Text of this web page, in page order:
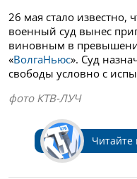
26 мая стало
военный суд вынес
виновным в
«ВолгаНьюс». Суд
свободы условно с
фото КТВ-ЛУЧ
Читайте